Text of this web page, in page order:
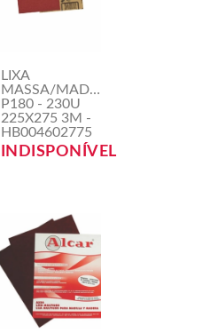
LIXA
MASSA/MADEIRA
P180 - 230U
225X275 3M -
HB004602775
INDISPONÍVEL